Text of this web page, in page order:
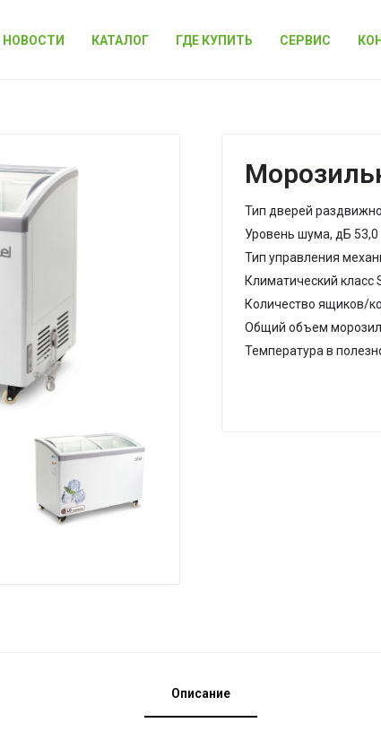
НОВОСТИ КАТАЛОГ ГДЕ КУПИТЬ СЕРВИС
Тип дверей
Уровень шума, дБ 53,0
Тип управления
Климатический класс
Количество ящиков/
Общий объем
Температура в
Описание